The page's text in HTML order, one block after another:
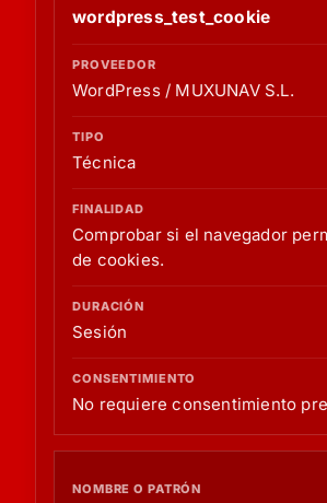
wordpress_test_cookie
WordPress / MUXUNAV S.L.
Técnica
Comprobar si el navegador
de cookies.
Sesión
No requiere consentimiento